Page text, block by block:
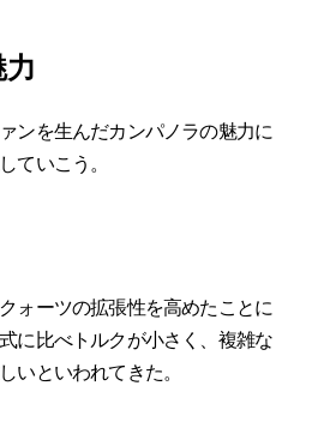
ンを生んだカンパノラの魅力に
ていこう。
ォーツの拡張性を高めたことに
に比べトルクが小さく、複雑な
いといわれてきた。